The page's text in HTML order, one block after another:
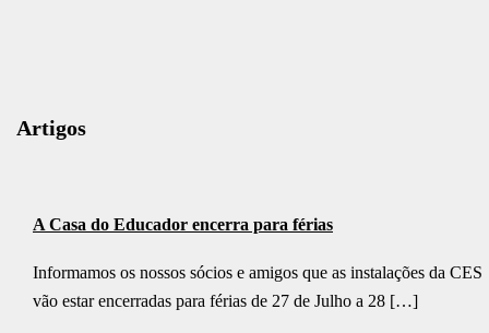
Artigos
A Casa do Educador encerra para férias
Informamos os nossos sócios e amigos que as instalações da CES
vão estar encerradas para férias de 27 de Julho a 28 […]